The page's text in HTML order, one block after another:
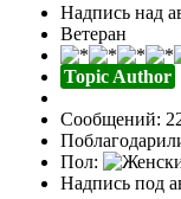
Надпись над
Ветеран
Topic Author
Сообщений:
Пол:
Надпись под